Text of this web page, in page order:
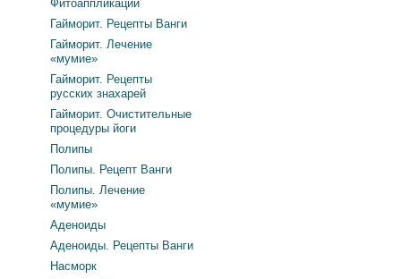
Фитоаппликации
Гайморит. Рецепты Ванги
Гайморит. Лечение
«мумие»
Гайморит. Рецепты
русских знахарей
Гайморит. Очистительные
процедуры йоги
Полипы
Полипы. Рецепт Ванги
Полипы. Лечение
«мумие»
Аденоиды
Аденоиды. Рецепты Ванги
Насморк